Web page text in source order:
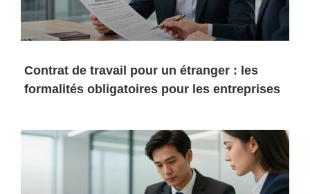
Contrat de travail pour un étranger : les
formalités obligatoires pour les entreprises